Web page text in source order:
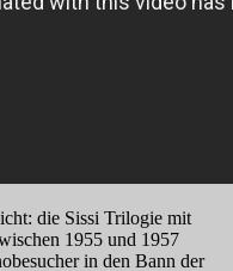
die Sissi Trilogie mit
1955 und 1957
in den Bann der